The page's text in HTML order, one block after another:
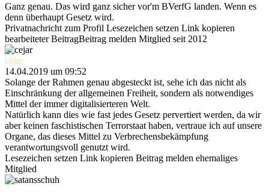
Ganz genau. Das wird ganz sicher vor'm BVerfG landen. Wenn es
denn überhaupt Gesetz wird.
Privatnachricht zum Profil Lesezeichen setzen Link kopieren
bearbeiteter BeitragBeitrag melden Mitglied seit 2012
cejar
14.04.2019 um 09:52
Solange der Rahmen genau abgesteckt ist, sehe ich das nicht als
Einschränkung der allgemeinen Freiheit, sondern als notwendiges
Mittel der immer digitalisierteren Welt.
Natürlich kann dies wie fast jedes Gesetz pervertiert werden, da wir
aber keinen faschistischen Terrorstaat haben, vertraue ich auf unsere
Organe, das dieses Mittel zu Verbrechensbekämpfung
verantwortungsvoll genutzt wird.
Lesezeichen setzen Link kopieren Beitrag melden ehemaliges
Mitglied